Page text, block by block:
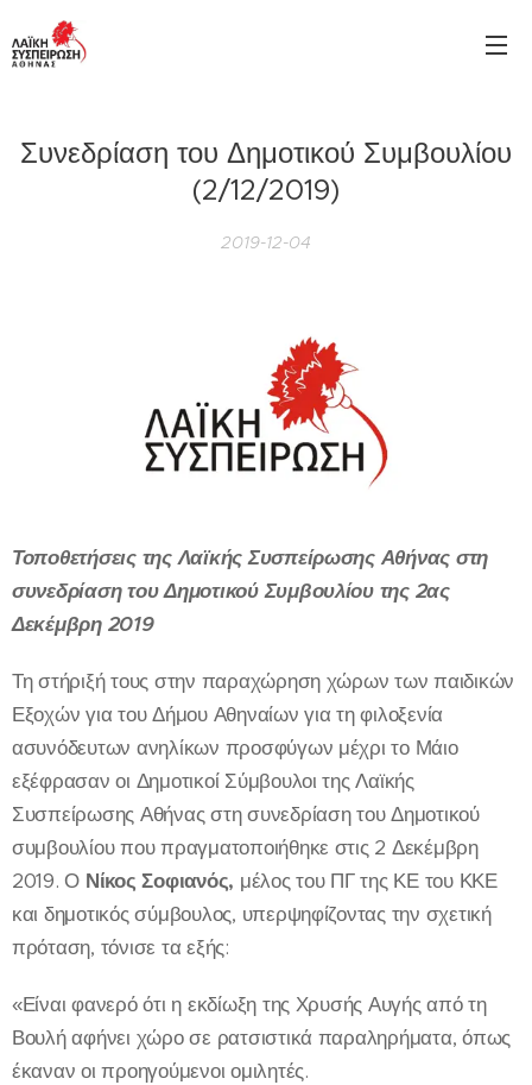
Συνεδρίαση του Δημοτικού Συμβουλίου
(2/12/2019)
2019-12-04
Τοποθετήσεις της Λαϊκής Συσπείρωσης Αθήνας στη
συνεδρίαση του Δημοτικού Συμβουλίουτης 2ας
Δεκέμβρη 2019
Τη στήριξή τους στην παραχώρηση χώρων των παιδικών
Εξοχών για του Δήμου Αθηναίων για τη φιλοξενία
ασυνόδευτων ανηλίκων προσφύγων μέχρι το Μάιο
εξέφρασαν οι Δημοτικοί Σύμβουλοι της Λαϊκής
Συσπείρωσης Αθήνας στη συνεδρίαση του Δημοτικού
συμβουλίου που πραγματοποιήθηκε στις 2 Δεκέμβρη
2019. Ο Νίκος Σοφιανός, μέλος του ΠΓ της ΚΕ του ΚΚΕ
και δημοτικός σύμβουλος, υπερψηφίζοντας την σχετική
πρόταση, τόνισε τα εξής:
«Είναι φανερό ότι η εκδίωξη της Χρυσής Αυγής από τη
Βουλή αφήνει χώρο σε ρατσιστικά παραληρήματα, όπως
έκαναν οι προηγούμενοι ομιλητές.